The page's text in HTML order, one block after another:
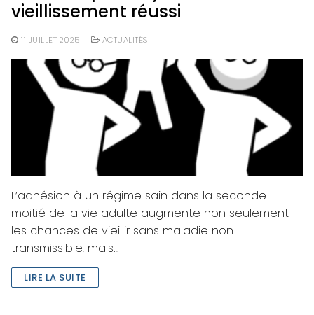
vieillissement réussi
11 JUILLET 2025 ACTUALITÉS
L’adhésion à un régime sain dans la seconde
moitié de la vie adulte augmente non seulement
les chances de vieillir sans maladie non
transmissible, mais…
LIRE LA SUITE